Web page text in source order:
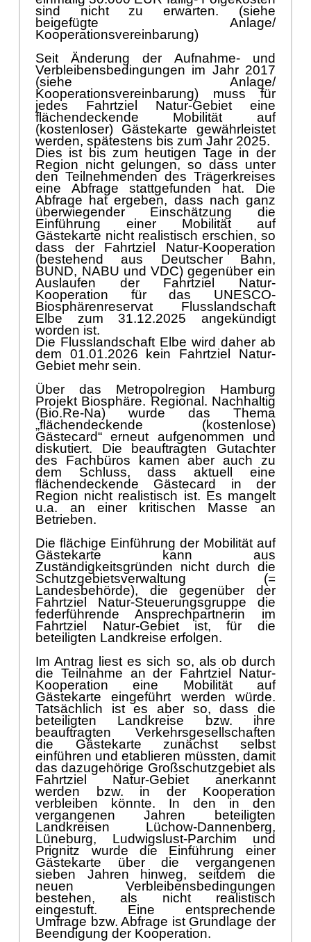
sind nicht zu erwarten. (siehe
beigefügte Anlage/
Kooperationsvereinbarung)
Seit Änderung der Aufnahme- und
Verbleibensbedingungen im Jahr 2017
(siehe Anlage/
Kooperationsvereinbarung) muss für
jedes Fahrtziel Natur-Gebiet eine
flächendeckende Mobilität auf
(kostenloser) Gästekarte gewährleistet
werden, spätestens bis zum Jahr 2025.
Dies ist bis zum heutigen Tage in der
Region nicht gelungen, so dass unter
den Teilnehmenden des Trägerkreises
eine Abfrage stattgefunden hat. Die
Abfrage hat ergeben, dass nach ganz
überwiegender Einschätzung die
Einführung einer Mobilität auf
Gästekarte nicht realistisch erschien, so
dass der Fahrtziel Natur-Kooperation
(bestehend aus Deutscher Bahn,
BUND, NABU und VDC) gegenüber ein
Auslaufen der Fahrtziel Natur-
Kooperation für das UNESCO-
Biosphärenreservat Flusslandschaft
Elbe zum 31.12.2025 angekündigt
worden ist.
Die Flusslandschaft Elbe wird daher ab
dem 01.01.2026 kein Fahrtziel Natur-
Gebiet mehr sein.
Über das Metropolregion Hamburg
Projekt Biosphäre. Regional. Nachhaltig
(Bio.Re-Na) wurde das Thema
„flächendeckende (kostenlose)
Gästecard“ erneut aufgenommen und
diskutiert. Die beauftragten Gutachter
des Fachbüros kamen aber auch zu
dem Schluss, dass aktuell eine
flächendeckende Gästecard in der
Region nicht realistisch ist. Es mangelt
u.a. an einer kritischen Masse an
Betrieben.
Die flächige Einführung der Mobilität auf
Gästekarte kann aus
Zuständigkeitsgründen nicht durch die
Schutzgebietsverwaltung (=
Landesbehörde), die gegenüber der
Fahrtziel Natur-Steuerungsgruppe die
federführende Ansprechpartnerin im
Fahrtziel Natur-Gebiet ist, für die
beteiligten Landkreise erfolgen.
Im Antrag liest es sich so, als ob durch
die Teilnahme an der Fahrtziel Natur-
Kooperation eine Mobilität auf
Gästekarte eingeführt werden würde.
Tatsächlich ist es aber so, dass die
beteiligten Landkreise bzw. ihre
beauftragten Verkehrsgesellschaften
die Gästekarte zunächst selbst
einführen und etablieren müssten, damit
das dazugehörige Großschutzgebiet als
Fahrtziel Natur-Gebiet anerkannt
werden bzw. in der Kooperation
verbleiben könnte. In den in den
vergangenen Jahren beteiligten
Landkreisen Lüchow-Dannenberg,
Lüneburg, Ludwigslust-Parchim und
Prignitz wurde die Einführung einer
Gästekarte über die vergangenen
sieben Jahren hinweg, seitdem die
neuen Verbleibensbedingungen
bestehen, als nicht realistisch
eingestuft. Eine entsprechende
Umfrage bzw. Abfrage ist Grundlage der
Beendigung der Kooperation.